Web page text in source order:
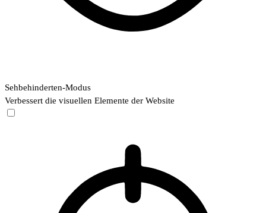
Sehbehinderten-Modus
Verbessert die visuellen Elemente der Website